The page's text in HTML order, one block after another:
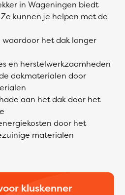
in Wageningen biedt
kunnen je helpen met de
waardoor het dak langer
en herstelwerkzaamheden
dakmaterialen door
aan het dak door het
door het
materialen
kluskenner